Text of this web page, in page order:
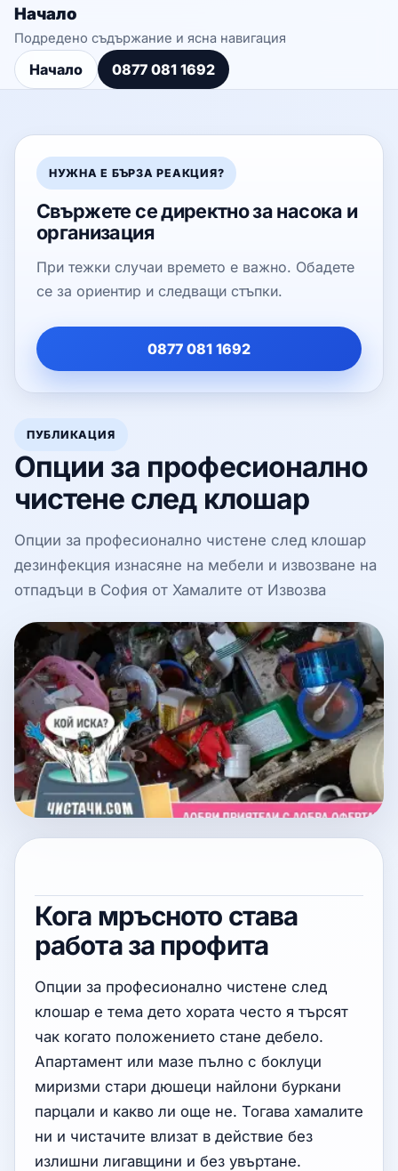
Начало
Подредено съдържание и ясна навигация
Начало 0877 081 1692
ПУБЛИКАЦИЯ
Опции за професионално
чистене след клошар
Опции за професионално чистене след клошар
дезинфекция изнасяне на мебели и извозване на
отпадъци в София от Хамалите от Извозва
Кога мръсното става
работа за профита
Опции за професионално чистене след
клошар е тема дето хората често я търсят
чак когато положението стане дебело.
Апартамент или мазе пълно с боклуци
миризми стари дюшеци найлони буркани
парцали и какво ли още не. Тогава хамалите
ни и чистачите влизат в действие без
излишни лигавщини и без увъртане.
НУЖНА Е БЪРЗА РЕАКЦИЯ?
Свържете се директно за насока и
организация
При тежки случаи времето е важно. Обадете
се за ориентир и следващи стъпки.
0877 081 1692